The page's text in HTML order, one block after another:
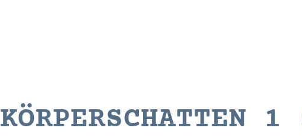
KÖRPERSCHATTEN 1